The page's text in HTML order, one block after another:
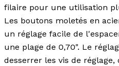
filaire pour une utilisation
Les boutons moletés en
un réglage facile de
une plage de 0,70". Le
desserrer les vis de